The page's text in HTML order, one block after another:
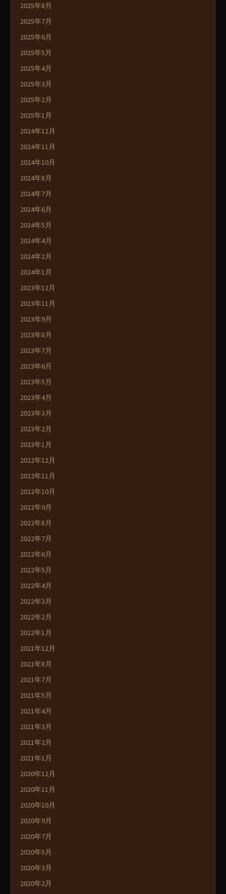
2025年8月
2025年7月
2025年6月
2025年5月
2025年4月
2025年3月
2025年2月
2025年1月
2024年12月
2024年11月
2024年10月
2024年8月
2024年7月
2024年6月
2024年5月
2024年4月
2024年2月
2024年1月
2023年12月
2023年11月
2023年9月
2023年8月
2023年7月
2023年6月
2023年5月
2023年4月
2023年3月
2023年2月
2023年1月
2022年12月
2022年11月
2022年10月
2022年9月
2022年8月
2022年7月
2022年6月
2022年5月
2022年4月
2022年3月
2022年2月
2022年1月
2021年12月
2021年8月
2021年7月
2021年5月
2021年4月
2021年3月
2021年2月
2021年1月
2020年12月
2020年11月
2020年10月
2020年9月
2020年7月
2020年5月
2020年3月
2020年2月